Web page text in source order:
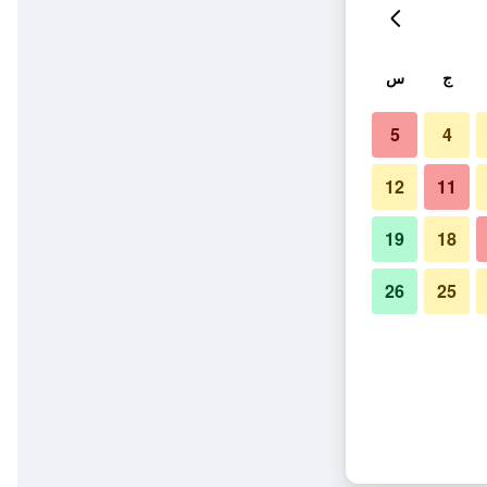
ج س
4
5
11
12
18
19
25
26